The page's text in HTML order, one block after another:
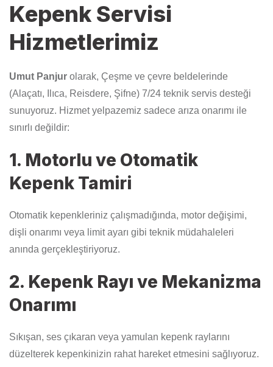
Kepenk Servisi
Hizmetlerimiz
Umut Panjur olarak, Çeşme ve çevre beldelerinde
(Alaçatı, Ilıca, Reisdere, Şifne) 7/24 teknik servis desteği
sunuyoruz. Hizmet yelpazemiz sadece arıza onarımı ile
sınırlı değildir:
1. Motorlu ve Otomatik
Kepenk Tamiri
Otomatik kepenkleriniz çalışmadığında, motor değişimi,
dişli onarımı veya limit ayarı gibi teknik müdahaleleri
anında gerçekleştiriyoruz.
2. Kepenk Rayı ve Mekanizma
Onarımı
Sıkışan, ses çıkaran veya yamulan kepenk raylarını
düzelterek kepenkinizin rahat hareket etmesini sağlıyoruz.